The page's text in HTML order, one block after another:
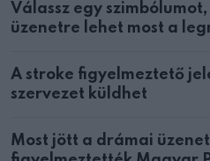
Válassz egy
üzenetre lehet most a
A stroke figyelmeztető
szervezet küldhet
Most jött a drámai